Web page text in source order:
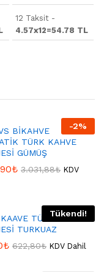
12 Taksit -
4.57x12=54.78 TL
-2%
BİKAHVE
TÜRK KAHVE
GÜMÜŞ
₺ 3.031,88₺ KDV
Tükendi!
TÜRK KAHVE
TURKUAZ
₺ 622,80₺ KDV Dahil